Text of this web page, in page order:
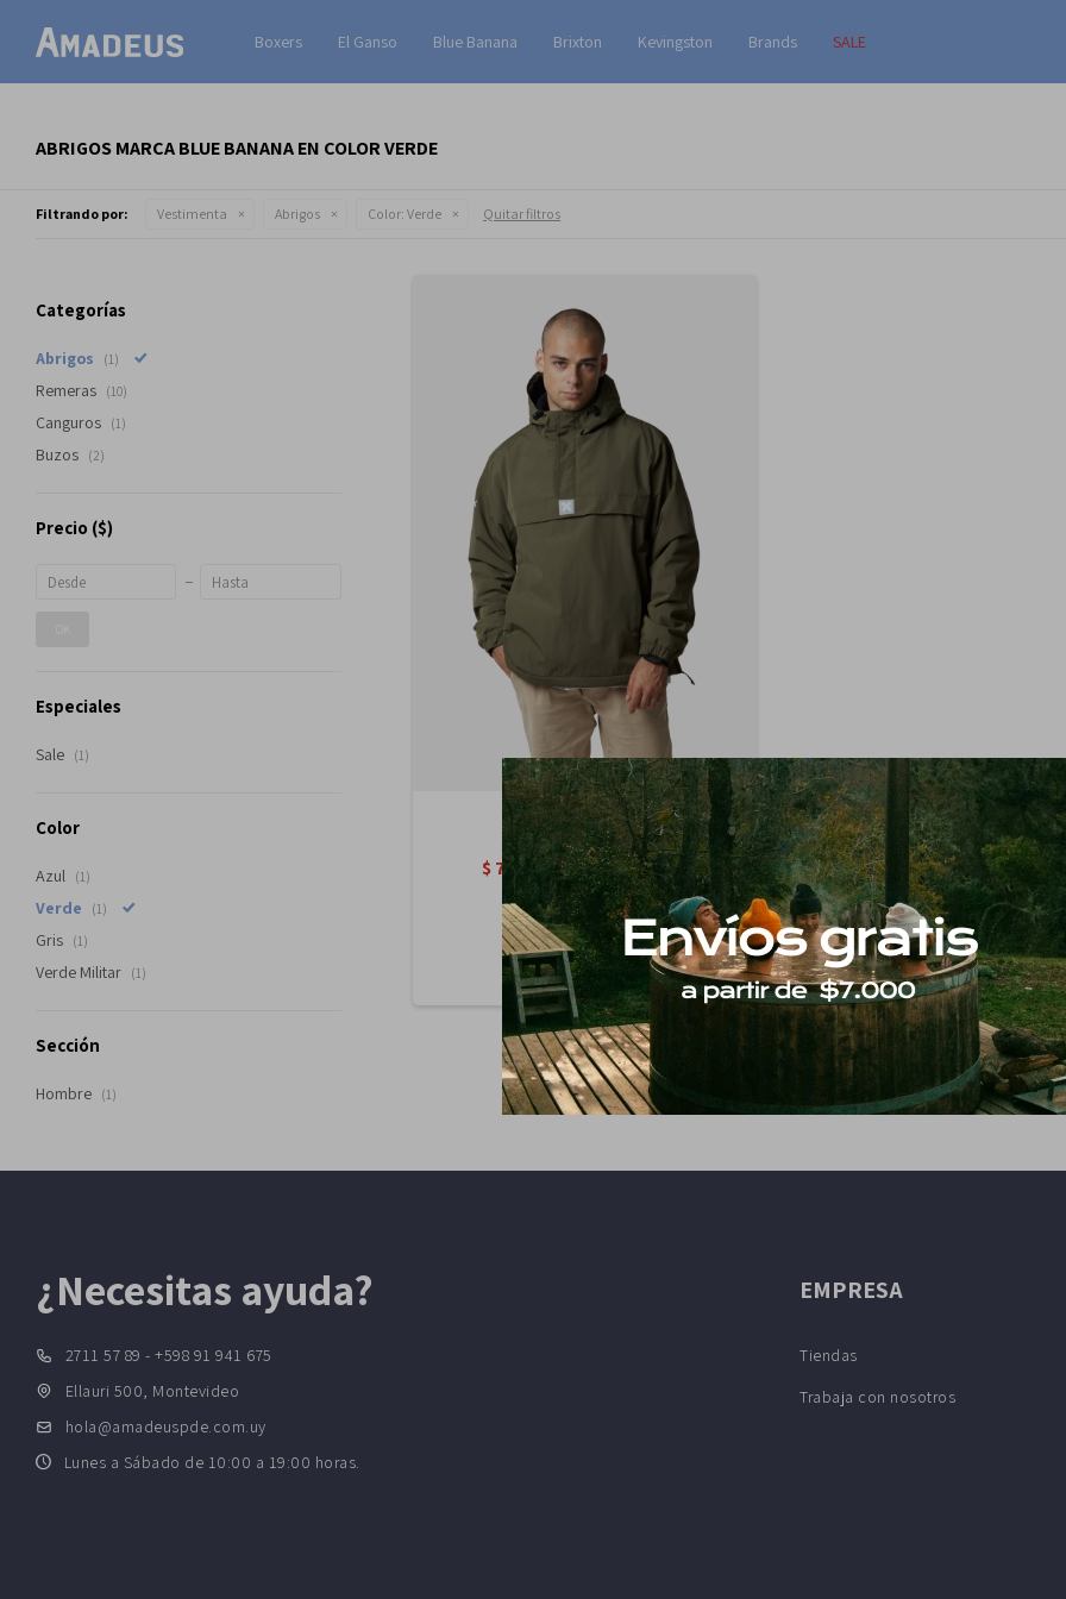
Boxers El Ganso Blue Banana Brixton Kevingston Brands SALE
ABRIGOS MARCA BLUE BANANA EN COLOR VERDE
Filtrando por: Vestimenta Abrigos Color: Verde Quitar filtros
BLUE BANANA
Pullover - Khaki
$7.196 $10.280 30
$ 6.117
Categorías
Abrigos (1)
Remeras (10)
Canguros (1)
Buzos (2)
Precio ($)
Especiales
Sale (1)
Color
Azul (1)
Verde (1)
Gris (1)
Verde Militar (1)
Sección
Hombre (1)
¿Necesitas ayuda?
2711 57 89 - +598 91 941 675
Ellauri 500, Montevideo
hola@amadeuspde.com.uy
Lunes a Sábado de 10:00 a 19:00 horas.
EMPRESA
Tiendas
Trabaja con nosotros